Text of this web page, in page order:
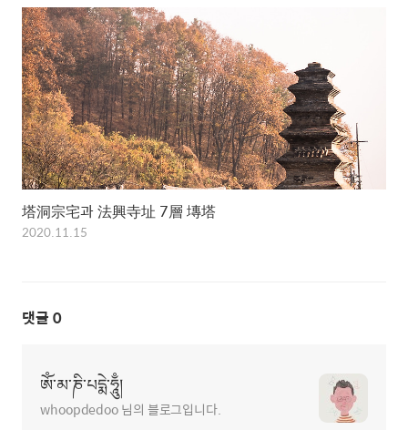
塔洞宗宅과 法興寺址 7層 塼塔
2020.11.15
댓글 0
ཨོཾ་མ་ཎི་པདྨེ་ཧཱུྃ།
whoopdedoo 님의 블로그입니다.